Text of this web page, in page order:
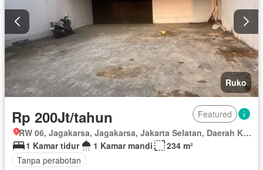
Ruko
Rp 200Jt/tahun
Featured
RW 06, Jagakarsa, Jagakarsa, Jakarta Selatan, Daerah Khusus Ibukota Jakarta
1 Kamar tidur
1 Kamar mandi
234 m²
Tanpa perabotan